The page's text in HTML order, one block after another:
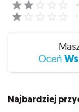
Oceń
Najbardziej